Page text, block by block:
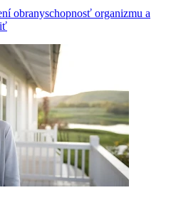
obranyschopnosť organizmu a